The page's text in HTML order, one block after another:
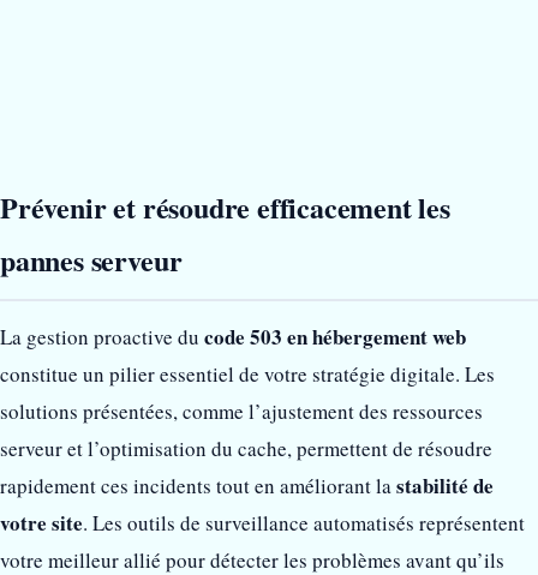
Prévenir et résoudre efficacement les
pannes serveur
La gestion proactive du code 503 en hébergement web
constitue un pilier essentiel de votre stratégie digitale. Les
solutions présentées, comme l’ajustement des ressources
serveur et l’optimisation du cache, permettent de résoudre
rapidement ces incidents tout en améliorant lastabilité de
votre site. Les outils de surveillance automatisés représentent
votre meilleur allié pour détecter les problèmes avant qu’ils